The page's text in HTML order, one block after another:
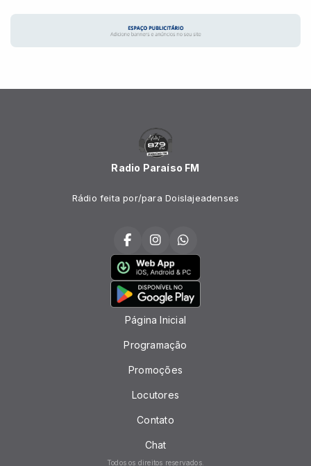
Radio Paraíso FM
Rádio feita por/para Doislajeadenses
Página Inicial
Programação
Promoções
Locutores
Contato
Chat
Todos os direitos reservados.